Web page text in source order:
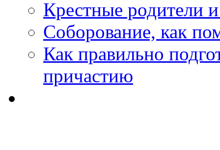
Крестные родители
Соборование, как
Как правильно
причастию